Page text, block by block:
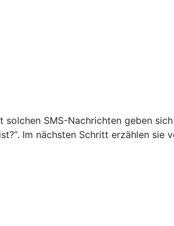
SMS-Nachrichten geben
Im nächsten Schritt erzählen sie